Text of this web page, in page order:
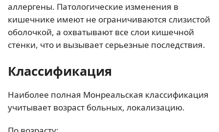
аллергены. Патологические изменения в
кишечнике имеют не ограничиваются слизистой
оболочкой, а охватывают все слои кишечной
стенки, что и вызывает серьезные последствия.
Классификация
Наиболее полная Монреальская классификация
учитывает возраст больных, локализацию.